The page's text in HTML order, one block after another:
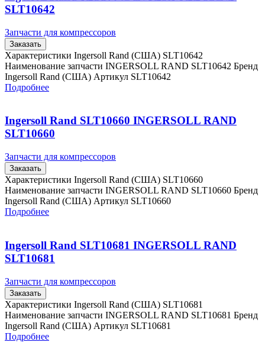
SLT10642
Запчасти для компрессоров
Заказать
Характеристики Ingersoll Rand (США) SLT10642
Наименование запчасти INGERSOLL RAND SLT10642 Бренд
Ingersoll Rand (США) Артикул SLT10642
Подробнее
Ingersoll Rand SLT10660 INGERSOLL RAND
SLT10660
Запчасти для компрессоров
Заказать
Характеристики Ingersoll Rand (США) SLT10660
Наименование запчасти INGERSOLL RAND SLT10660 Бренд
Ingersoll Rand (США) Артикул SLT10660
Подробнее
Ingersoll Rand SLT10681 INGERSOLL RAND
SLT10681
Запчасти для компрессоров
Заказать
Характеристики Ingersoll Rand (США) SLT10681
Наименование запчасти INGERSOLL RAND SLT10681 Бренд
Ingersoll Rand (США) Артикул SLT10681
Подробнее